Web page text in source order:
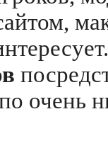
очень